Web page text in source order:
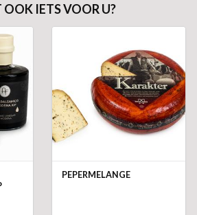
IETS VOOR U?
PEPERMELANGE